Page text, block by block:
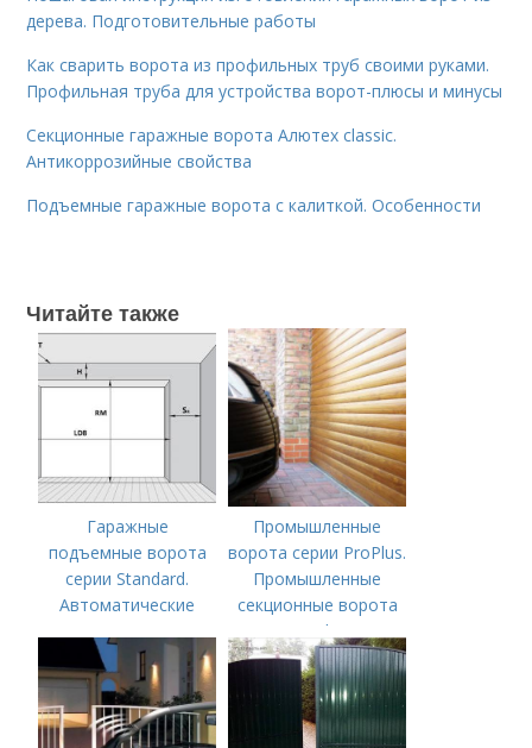
дерева. Подготовительные работы
Как сварить ворота из профильных труб своими руками.
Профильная труба для устройства ворот-плюсы и минусы
Секционные гаражные ворота Алютех classic.
Антикоррозийные свойства
Подъемные гаражные ворота с калиткой. Особенности
Читайте также
Гаражные
подъемные ворота
серии Standard.
Автоматические
RSD01 BIW-SC.
Комплекты
стандартной серии с
пружинами
Промышленные
ворота серии ProPlus.
Промышленные
секционные ворота
ProPlus